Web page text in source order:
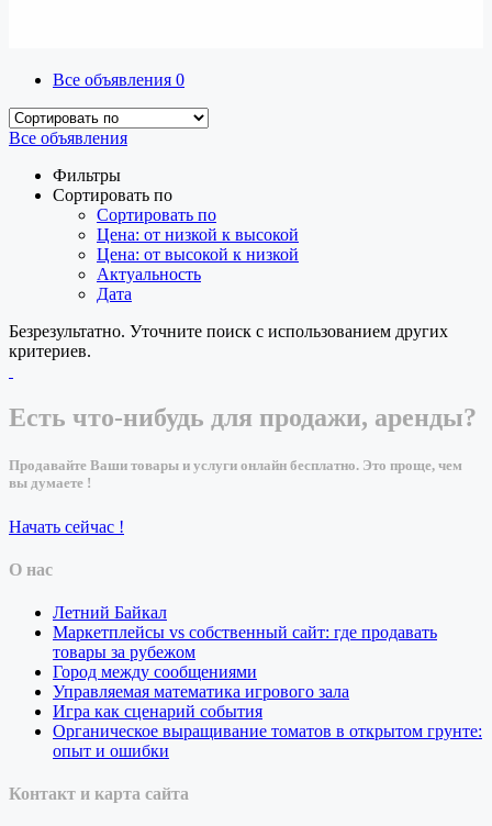
Все объявления 0
Все объявления
Фильтры
Сортировать по
Сортировать по
Цена: от низкой к высокой
Цена: от высокой к низкой
Актуальность
Дата
Безрезультатно. Уточните поиск с использованием других
критериев.
Есть что-нибудь для продажи, аренды?
Продавайте Ваши товары и услуги онлайн бесплатно. Это проще, чем
вы думаете !
Начать сейчас !
О нас
Летний Байкал
Маркетплейсы vs собственный сайт: где продавать
товары за рубежом
Город между сообщениями
Управляемая математика игрового зала
Игра как сценарий события
Органическое выращивание томатов в открытом грунте:
опыт и ошибки
Контакт и карта сайта